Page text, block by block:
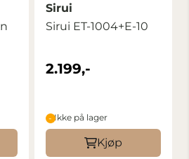
Sirui
Sirui ET-1004+E-10
2.199,-
Ikke på lager
Kjøp